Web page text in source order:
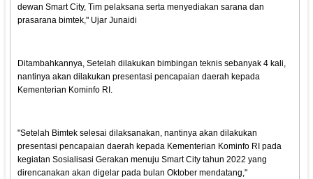
dewan Smart City, Tim pelaksana serta menyediakan sarana dan
prasarana bimtek," Ujar Junaidi
Ditambahkannya, Setelah dilakukan bimbingan teknis sebanyak 4 kali,
nantinya akan dilakukan presentasi pencapaian daerah kepada
Kementerian Kominfo RI.
"Setelah Bimtek selesai dilaksanakan, nantinya akan dilakukan
presentasi pencapaian daerah kepada Kementerian Kominfo RI pada
kegiatan Sosialisasi Gerakan menuju Smart City tahun 2022 yang
direncanakan akan digelar pada bulan Oktober mendatang,"